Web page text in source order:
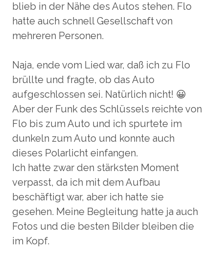
blieb in der Nähe des Autos stehen. Flo
hatte auch schnell Gesellschaft von
mehreren Personen.
Naja, ende vom Lied war, daß ich zu Flo
brüllte und fragte, ob das Auto
aufgeschlossen sei. Natürlich nicht! 😀
Aber der Funk des Schlüssels reichte von
Flo bis zum Auto und ich spurtete im
dunkeln zum Auto und konnte auch
dieses Polarlicht einfangen.
Ich hatte zwar den stärksten Moment
verpasst, da ich mit dem Aufbau
beschäftigt war, aber ich hatte sie
gesehen. Meine Begleitung hatte ja auch
Fotos und die besten Bilder bleiben die
im Kopf.